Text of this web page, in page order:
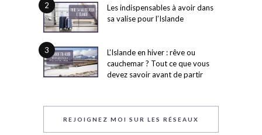
2
Les indispensables à avoir dans
sa valise pour l’Islande
3
L’Islande en hiver : rêve ou
cauchemar ? Tout ce que vous
devez savoir avant de partir
REJOIGNEZ MOI SUR LES RÉSEAUX